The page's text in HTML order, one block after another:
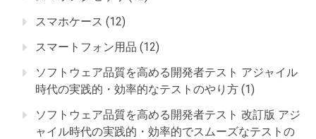
スマホケース (12)
スマートフォン用品 (12)
ソフトウェア品質を高める開発者テスト アジャイル
時代の実践的・効率的なテストのやり方 (1)
ソフトウェア品質を高める開発者テスト 改訂版 アジ
ャイル時代の実践的・効率的でスムーズなテストの